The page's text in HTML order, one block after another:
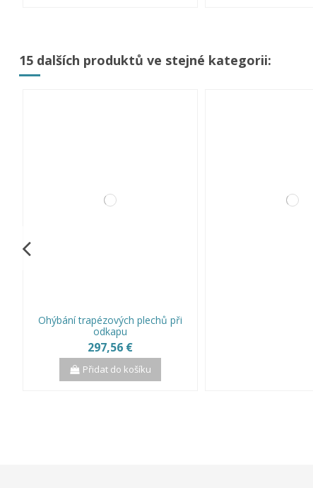
15 dalších produktů ve stejné kategorii:
Ohýbání trapézových plechů při
odkapu
297,56 €
Přidat do košíku